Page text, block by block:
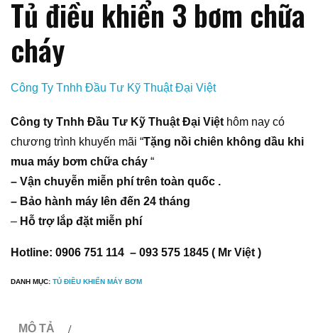
Tủ điều khiển 3 bơm chữa
cháy
Công Ty Tnhh Đầu Tư Kỹ Thuật Đại Việt
Công ty Tnhh Đầu Tư Kỹ Thuật Đại Việt hôm nay có
chương trình khuyến mãi “Tặng nồi chiên không dầu khi
mua máy bơm chữa cháy “
– Vận chuyễn miễn phí trên toàn quốc .
– Bảo hành máy lên đến 24 tháng
– Hỗ trợ lắp đặt miễn phí
Hotline: 0906 751 114 – 093 575 1845 ( Mr Việt )
DANH MỤC: TỦ ĐIỀU KHIỂN MÁY BƠM
MÔ TẢ